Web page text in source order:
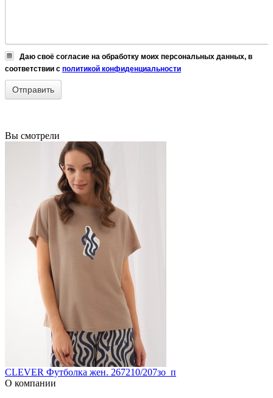
Даю своё согласие на обработку моих персональных данных, в
соответствии с политикой конфиденциальности
Вы смотрели
CLEVER Футболка жен. 267210/207зо_п
О компании